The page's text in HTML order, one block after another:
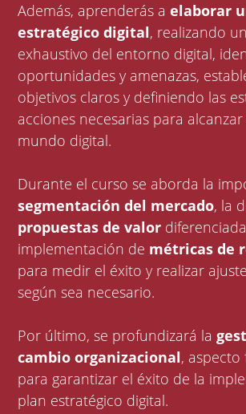
Además, aprenderás aelaborar
estratégico digital, realizando
exhaustivo del entorno digital,
oportunidades y amenazas,
objetivos claros y definiendo las
acciones necesarias para
mundo digital.
Durante el curso se aborda la
segmentación del mercado, la
propuestas de valor
implementación de métricas de
para medir el éxito y realizar
según sea necesario.
Por último, se profundizará la
cambio organizacional,
para garantizar el éxito de la
plan estratégico digital.